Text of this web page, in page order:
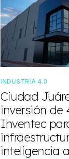
INDUSTRIA 4.0
Ciudad
inversión de
Inventec
inteligencia